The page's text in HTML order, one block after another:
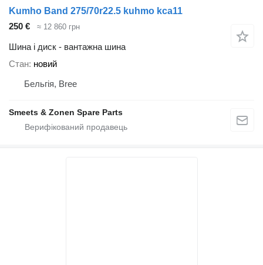
Kumho Band 275/70r22.5 kuhmo kca11
250 €
≈ 12 860 грн
Шина і диск - вантажна шина
Стан новий
Бельгія, Bree
Smeets & Zonen Spare Parts